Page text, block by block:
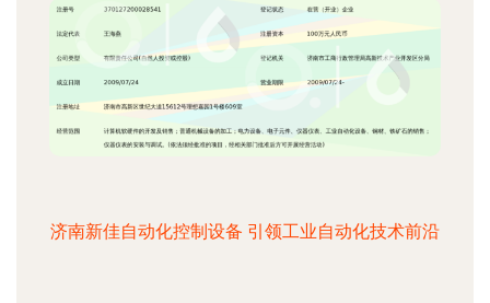
济南新佳自动化控制设备 引领工业自动化技术前沿